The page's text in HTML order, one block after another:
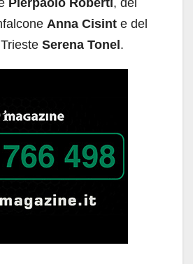
Pierpaolo Roberti, del
Anna Cisint e del
Serena Tonel .